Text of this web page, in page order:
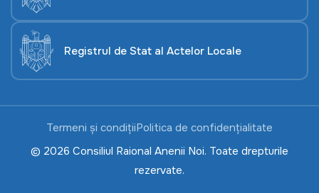
Registrul de Stat al Actelor Locale
Termeni și condițiiPolitica de confidențialitate
© 2026 Consiliul Raional Anenii Noi. Toate drepturile
rezervate.